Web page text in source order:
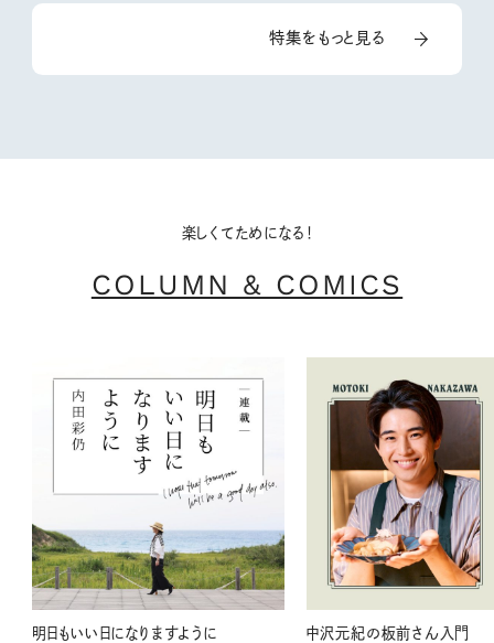
特集をもっと見る
楽しくてためになる！
COLUMN & COMICS
明日もいい日になりますように 中沢元紀の板前さん入門